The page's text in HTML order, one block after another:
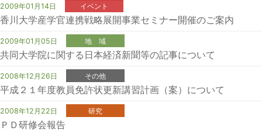
2009年01月14日 イベント
香川大学産学官連携戦略展開事業セミナー開催のご案内
2009年01月05日 地 域
共同大学院に関する日本経済新聞等の記事について
2008年12月26日 その他
平成２１年度教員免許状更新講習計画（案）について
2008年12月22日 研究
ＰＤ研修会報告